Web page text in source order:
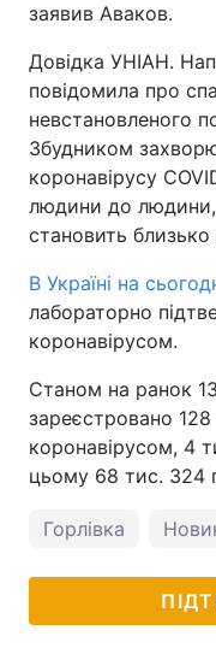
заявив Аваков.
Довідка УНІАН.
повідомила про
невстановленого
Збудником
коронавірусу
людини до людини,
становить
В Україні на
лабораторно
коронавірусом.
Станом на ранок 13
зареєстровано
коронавірусом, 4
цьому 68 тис. 324
Горлівка